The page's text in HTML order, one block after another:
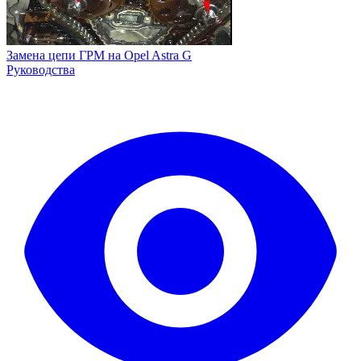
Замена цепи ГРМ на Opel Astra G
Руководства